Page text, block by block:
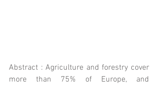
Abstract : Agriculture and forestry cover
more than 75% of Europe, and